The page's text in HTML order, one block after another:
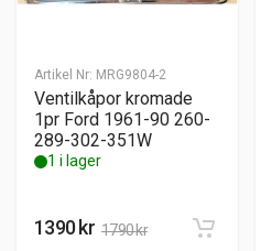
Artikel Nr: MRG9804-2
Ventilkåpor kromade
1pr Ford 1961-90 260-
289-302-351W
1 i lager
1390kr 1790kr